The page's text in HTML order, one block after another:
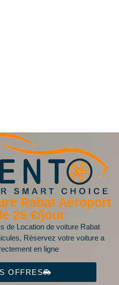
Rabat Aéroport
25 €/jour
de Location de voiture Rabat
Réservez votre voiture a
en ligne
OFFRES